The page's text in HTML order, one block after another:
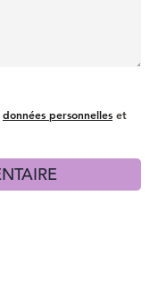
données personnelles et